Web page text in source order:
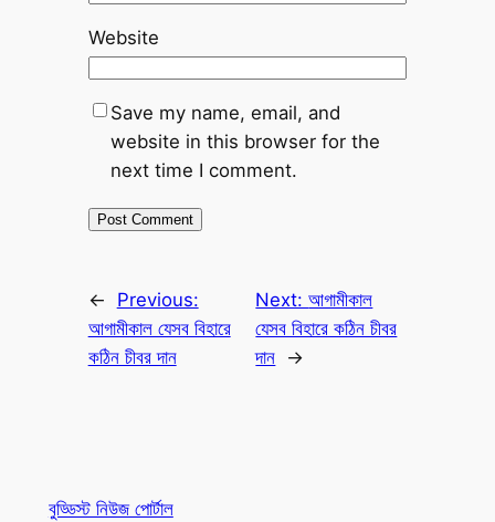
Website
Save my name, email, and
website in this browser for the
next time I comment.
←
Previous:
আগামীকাল যেসব বিহারে
কঠিন চীবর দান
Next:আগামীকাল
যেসব বিহারে কঠিন চীবর
দান →
বুড্ডিস্ট নিউজ পোর্টাল